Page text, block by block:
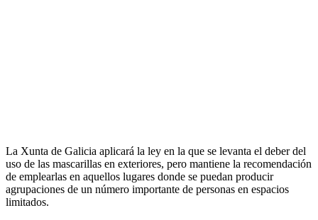
La Xunta de Galicia aplicará la ley en la que se levanta el deber del
uso de las mascarillas en exteriores, pero mantiene la recomendación
de emplearlas en aquellos lugares donde se puedan producir
agrupaciones de un número importante de personas en espacios
limitados.